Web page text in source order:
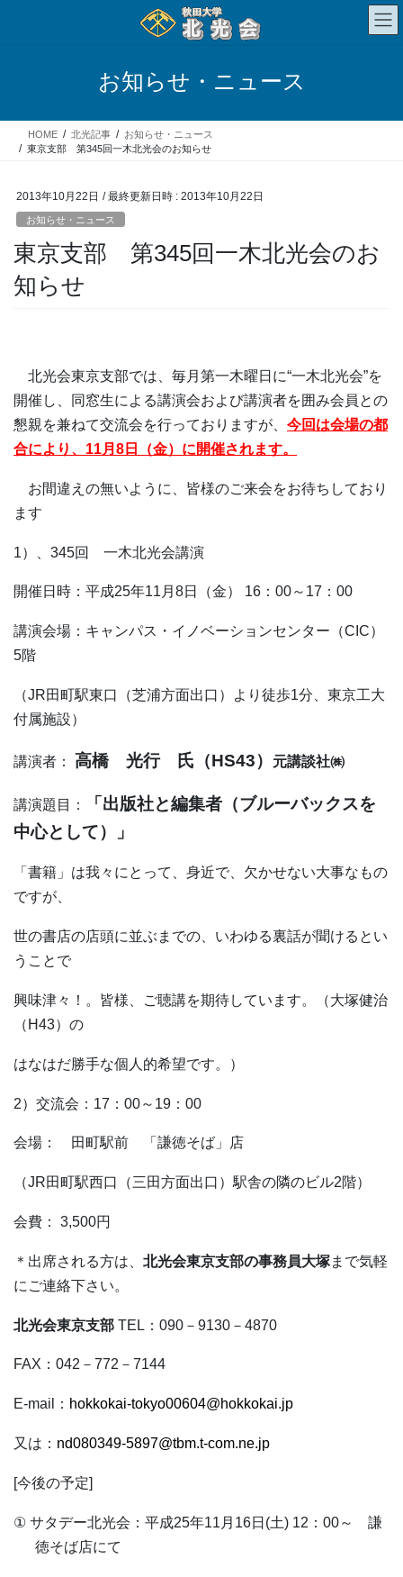
ス
ン
お知らせ・ニュース
HOME 北光記事
お知らせ・ニュース
東京支部 第345回一木北光会のお知らせ
2013年10月22日 / 最終更新日時 : 2013年10月22日
お知らせ・ニュース
東京支部 第345回一木北光会のお
知らせ
北光会東京支部では、毎月第一木曜日に“一木北光会”を
開催し、同窓生による講演会および講演者を囲み会員との
懇親を兼ねて交流会を行っておりますが、 今回は会場の都
合により、 11月 8 日（金）に開催されます。
お間違えの無いように、皆様のご来会をお待ちしており
ます
1）、 345回 一木北光会講演
開催日時：平成25年11月 8日（金） 16 ： 00～ 17 ： 00
講演会場：キャンパス・イノベーションセンター（CIC）
5階
（JR田町駅東口（芝浦方面出口）より徒歩1分、東京工大
付属施設）
講演者： 高橋 光行 氏（HS43） 元講談社㈱
講演題目：
「出版社と編集者（ブルーバックスを
中心として）」
「書籍」は我々にとって、身近で、欠かせない大事なもの
ですが、
世の書店の店頭に並ぶまでの、いわゆる裏話が聞けるとい
うことで
興味津々！。皆様、ご聴講を期待しています。（大塚健治
（ H43）の
はなはだ勝手な個人的希望です。）
2）交流会： 17 ： 00～ 19 ： 00
会場： 田町駅前 「謙徳そば」店
（JR田町駅西口（三田方面出口）駅舎の隣のビル2階）
会費： 3,500円
＊出席される方は、 北光会東京支部の事務員大塚まで気軽
にご連絡下さい。
北光会東京支部 TEL ： 090 － 9130 － 4870
FAX ： 042 － 772 － 7144
E-mail ： hokkokai-tokyo00604@hokkokai.jp
又は： nd080349-5897@tbm.t-com.ne.jp
[今後の予定]
① サタデー北光会：平成25年11 月 16日 (土) 12 ： 00～ 謙
徳そば店にて